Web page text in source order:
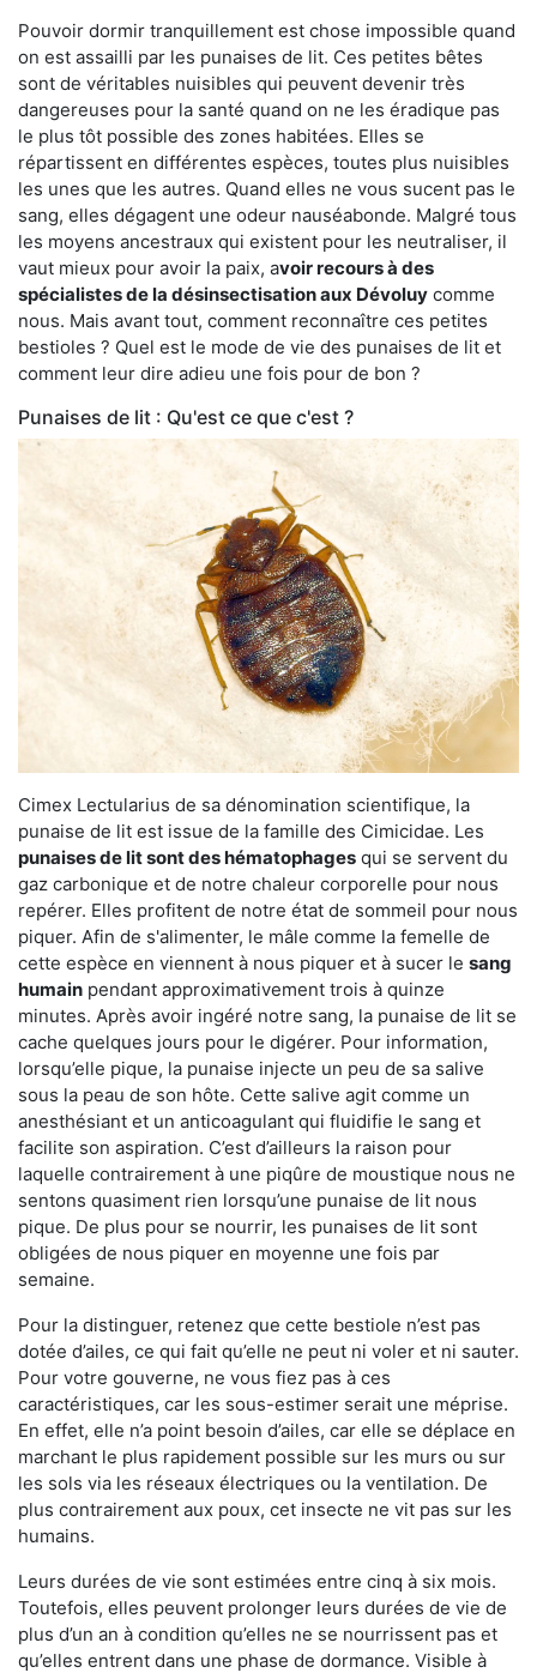
Pouvoir dormir tranquillement est chose impossible quand
on est assailli par les punaises de lit. Ces petites bêtes
sont de véritables nuisibles qui peuvent devenir très
dangereuses pour la santé quand on ne les éradique pas
le plus tôt possible des zones habitées. Elles se
répartissent en différentes espèces, toutes plus nuisibles
les unes que les autres. Quand elles ne vous sucent pas le
sang, elles dégagent une odeur nauséabonde. Malgré tous
les moyens ancestraux qui existent pour les neutraliser, il
vaut mieux pour avoir la paix, avoir recours à des
spécialistes de la désinsectisation aux Dévoluy comme
nous. Mais avant tout, comment reconnaître ces petites
bestioles ? Quel est le mode de vie des punaises de lit et
comment leur dire adieu une fois pour de bon ?
Punaises de lit : Qu'est ce que c'est ?
Cimex Lectularius de sa dénomination scientifique, la
punaise de lit est issue de la famille des Cimicidae. Les
punaises de lit sont des hématophages qui se servent du
gaz carbonique et de notre chaleur corporelle pour nous
repérer. Elles profitent de notre état de sommeil pour nous
piquer. Afin de s'alimenter, le mâle comme la femelle de
cette espèce en viennent à nous piquer et à sucer le sang
humain pendant approximativement trois à quinze
minutes. Après avoir ingéré notre sang, la punaise de lit se
cache quelques jours pour le digérer. Pour information,
lorsqu’elle pique, la punaise injecte un peu de sa salive
sous la peau de son hôte. Cette salive agit comme un
anesthésiant et un anticoagulant qui fluidifie le sang et
facilite son aspiration. C’est d’ailleurs la raison pour
laquelle contrairement à une piqûre de moustique nous ne
sentons quasiment rien lorsqu’une punaise de lit nous
pique. De plus pour se nourrir, les punaises de lit sont
obligées de nous piquer en moyenne une fois par
semaine.
Pour la distinguer, retenez que cette bestiole n’est pas
dotée d’ailes, ce qui fait qu’elle ne peut ni voler et ni sauter.
Pour votre gouverne, ne vous fiez pas à ces
caractéristiques, car les sous-estimer serait une méprise.
En effet, elle n’a point besoin d’ailes, car elle se déplace en
marchant le plus rapidement possible sur les murs ou sur
les sols via les réseaux électriques ou la ventilation. De
plus contrairement aux poux, cet insecte ne vit pas sur les
humains.
Leurs durées de vie sont estimées entre cinq à six mois.
Toutefois, elles peuvent prolonger leurs durées de vie de
plus d’un an à condition qu’elles ne se nourrissent pas et
qu’elles entrent dans une phase de dormance. Visible à